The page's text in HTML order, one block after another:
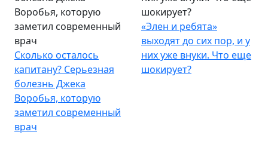
Воробья, которую
заметил современный
врач
Сколько осталось
капитану? Серьезная
болезнь Джека
Воробья, которую
заметил современный
врач
шокирует?
«Элен и ребята»
выходят до сих пор, и у
них уже внуки. Что еще
шокирует?